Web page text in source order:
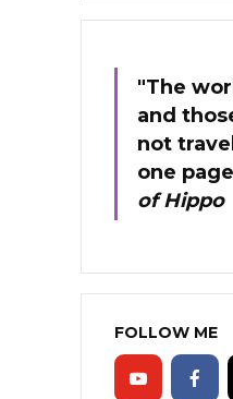
"The
and
not
one
of Hippo
FOLLOW ME